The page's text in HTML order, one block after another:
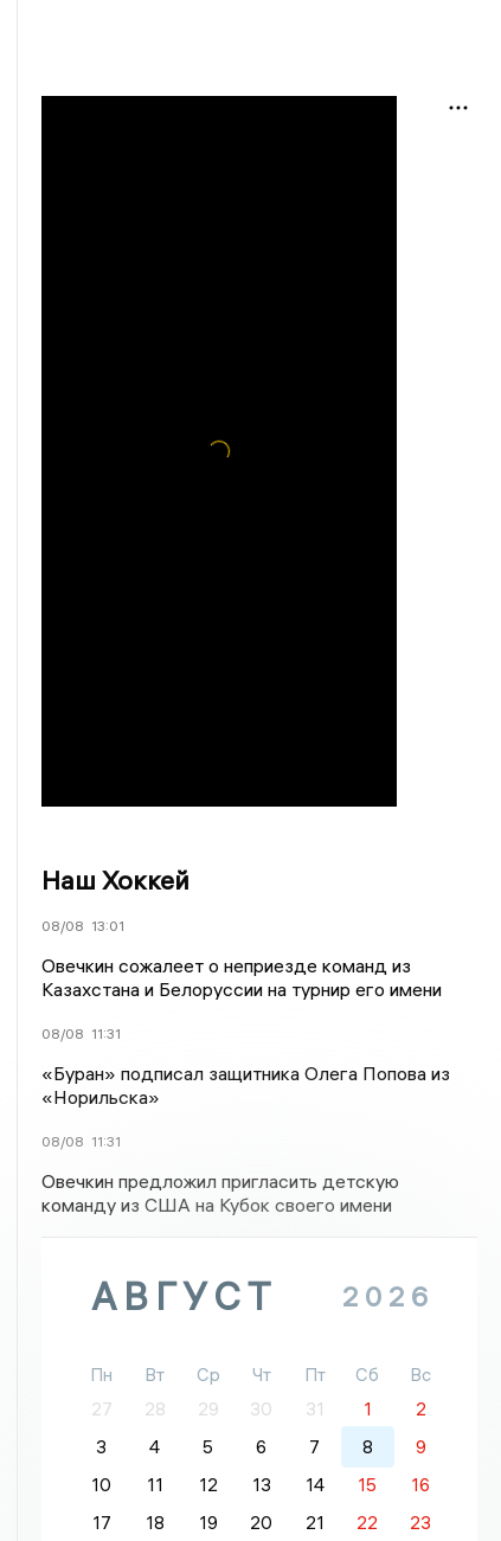
Наш Хоккей
08/08 13:01
Овечкин сожалеет о неприезде команд из
Казахстана и Белоруссии на турнир его имени
08/08 11:31
«Буран» подписал защитника Олега Попова из
«Норильска»
08/08 11:31
Овечкин предложил пригласить детскую
команду из США на Кубок своего имени
АВГУСТ 2026
Пн Вт Ср Чт Пт Сб
Вс
27
28 29 30 31 1
2
3
4 5 6 7 8
9
10
11 12 13 14 15
16
17
18 19 20 21 22
23